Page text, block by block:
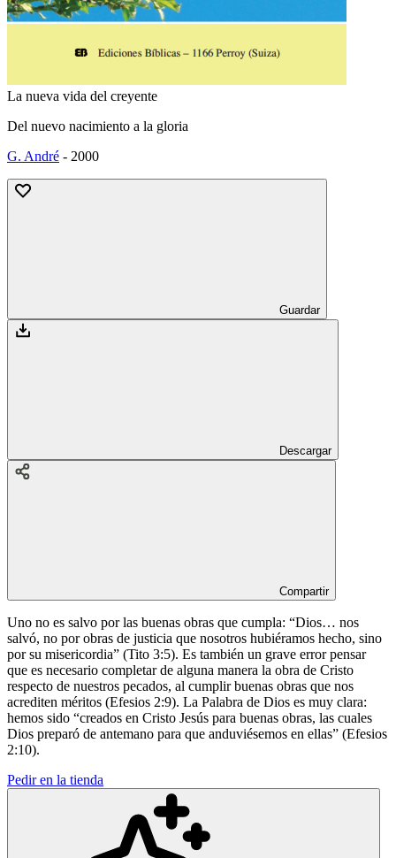
La nueva vida del creyente
Del nuevo nacimiento a la gloria
G. André - 2000
Guardar
Descargar
Compartir
Uno no es salvo por las buenas obras que cumpla: “Dios… nos
salvó, no por obras de justicia que nosotros hubiéramos hecho, sino
por su misericordia” (Tito 3:5). Es también un grave error pensar
que es necesario completar de alguna manera la obra de Cristo
respecto de nuestros pecados, al cumplir buenas obras que nos
acrediten méritos (Efesios 2:9). La Palabra de Dios es muy clara:
hemos sido “creados en Cristo Jesús para buenas obras, las cuales
Dios preparó de antemano para que anduviésemos en ellas” (Efesios
2:10).
Pedir en la tienda